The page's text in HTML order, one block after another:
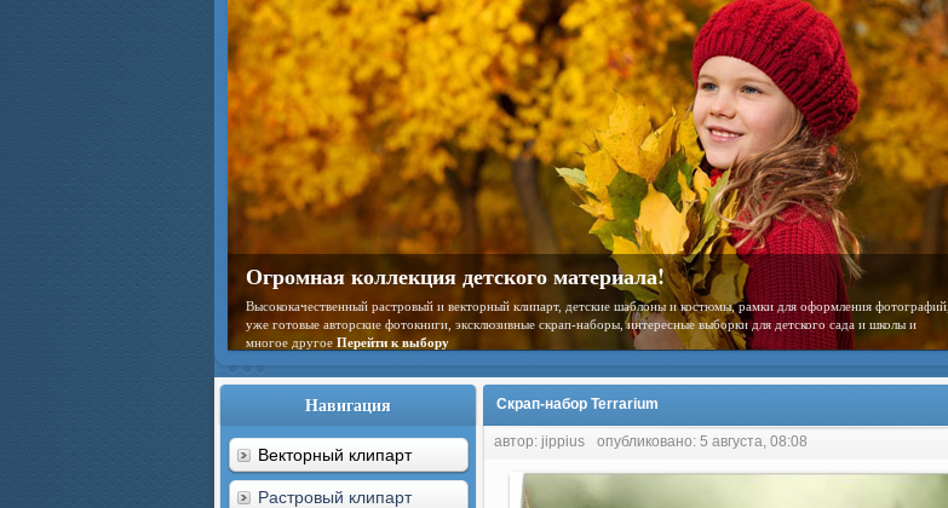
Огромная коллекция детского материала!
Высококачественный растровый и векторный клипарт, детские шаблоны и костюмы, рамки для оформления фотографий,
уже готовые авторские фотокниги, эксклюзивные скрап-наборы, интересные выборки для детского сада и школы и
многое другое Перейти к выбору
Навигация
Векторный клипарт
Растровый клипарт
Скрап-набор Terrarium
автор: jippius опубликовано: 5 августа, 08:08